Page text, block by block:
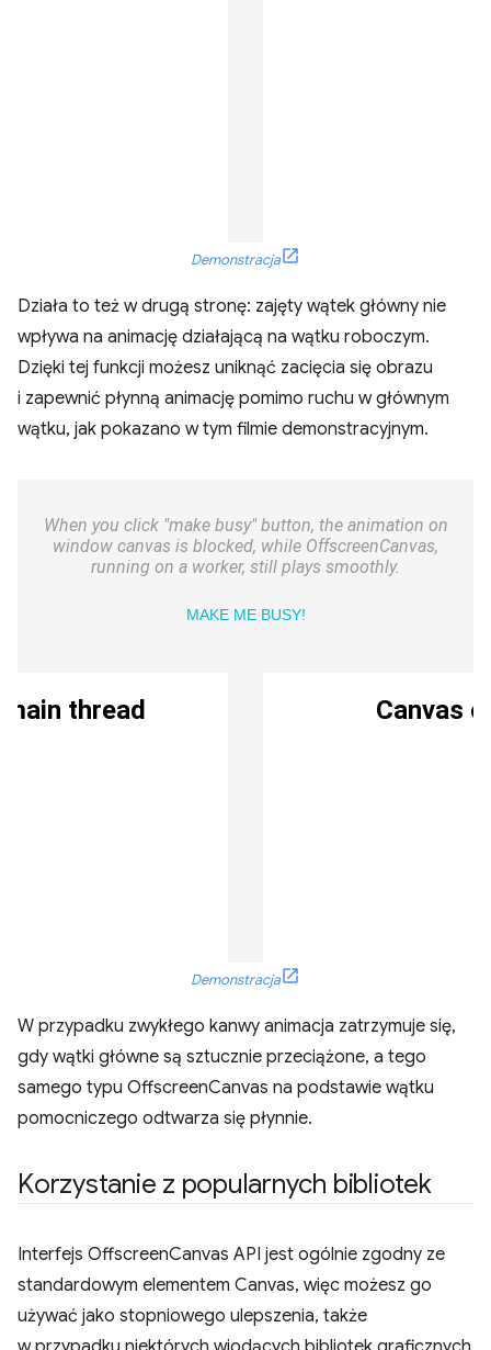
Demonstracja
Działa to też w drugą stronę: zajęty wątek główny nie
wpływa na animację działającą na wątku roboczym.
Dzięki tej funkcji możesz uniknąć zacięcia się obrazu
i zapewnić płynną animację pomimo ruchu w głównym
wątku, jak pokazano w tym filmie demonstracyjnym.
Demonstracja
W przypadku zwykłego kanwy animacja zatrzymuje się,
gdy wątki główne są sztucznie przeciążone, a tego
samego typu OffscreenCanvas na podstawie wątku
pomocniczego odtwarza się płynnie.
Korzystanie z popularnych bibliotek
Interfejs OffscreenCanvas API jest ogólnie zgodny ze
standardowym elementem Canvas, więc możesz go
używać jako stopniowego ulepszenia, także